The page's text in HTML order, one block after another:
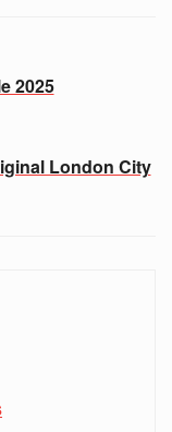
2025
London City